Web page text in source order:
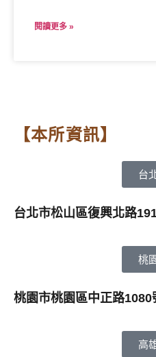
閱讀更多 »
【本所資訊】
台
台北市松山區復興北路
桃
桃園市桃園區中正路
高